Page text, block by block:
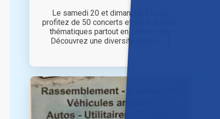
Le samedi 20 et dimanche 21 juin,
profitez de 50 concerts et sur 9 scènes
thématiques partout en centre-ville.
Découvrez une diversité unique [...]